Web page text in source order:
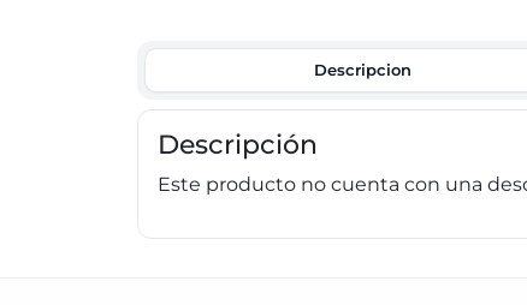
Descripcion
Descripción
Este producto no cuenta con una